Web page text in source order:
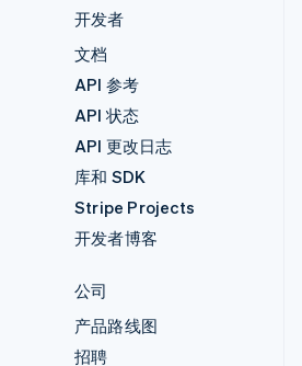
开发者
文档
API 参考
API 状态
API 更改日志
库和 SDK
Stripe Projects
开发者博客
公司
产品路线图
招聘